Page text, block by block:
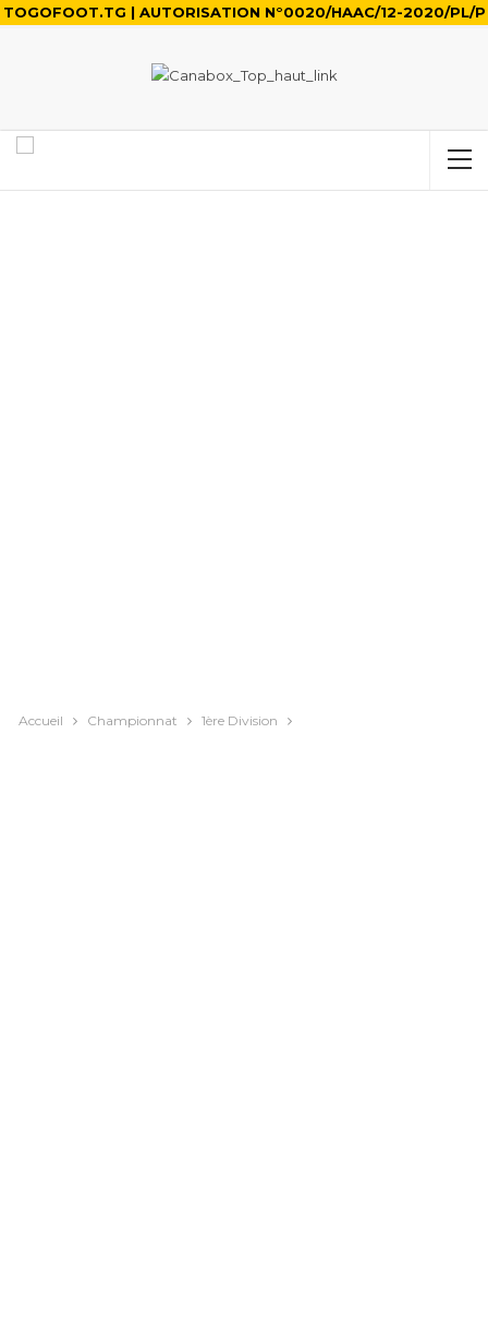
TOGOFOOT.TG | AUTORISATION N°0020/HAAC/12-2020/PL/P
Accueil Championnat 1ère Division